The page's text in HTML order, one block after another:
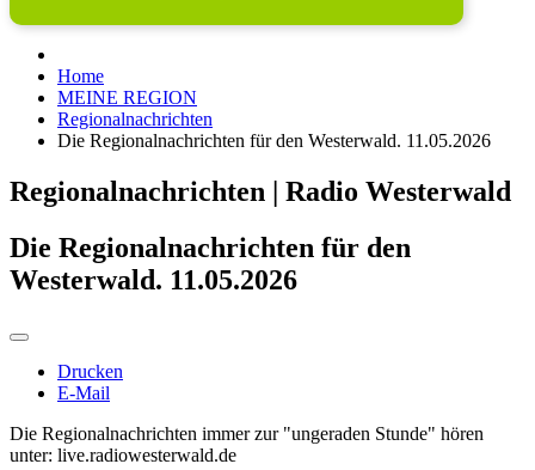
Home
MEINE REGION
Regionalnachrichten
Die Regionalnachrichten für den Westerwald. 11.05.2026
Regionalnachrichten | Radio Westerwald
Die Regionalnachrichten für den
Westerwald. 11.05.2026
Drucken
E-Mail
Die Regionalnachrichten immer zur "ungeraden Stunde" hören
unter: live.radiowesterwald.de